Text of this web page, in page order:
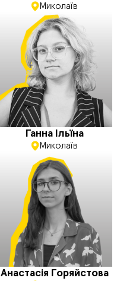
Миколаїв
Ганна Ільїна
Миколаїв
Анастасія Горяйстова